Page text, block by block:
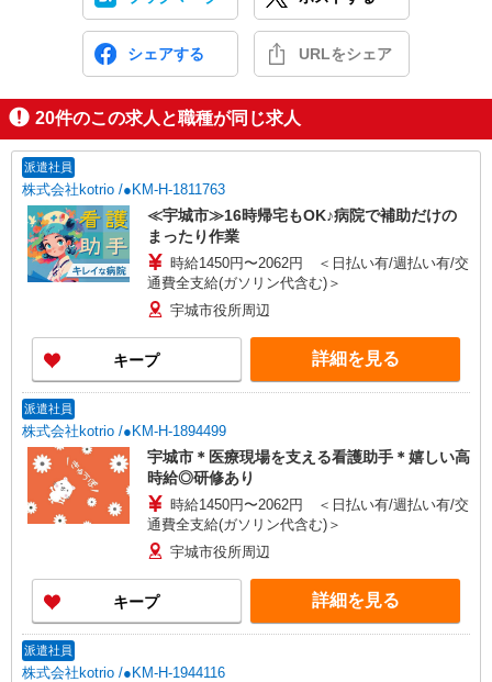
シェアする URLをシェア
20件のこの求人と職種が同じ求人
派遣社員
株式会社kotrio /●KM-H-1811763
≪宇城市≫16時帰宅もOK♪病院で補助だけの
まったり作業
時給1450円〜2062円 ＜日払い有/週払い有/交
通費全支給(ガソリン代含む)＞
宇城市役所周辺
キープ 詳細を見る
派遣社員
株式会社kotrio /●KM-H-1894499
宇城市＊医療現場を支える看護助手＊嬉しい高
時給◎研修あり
時給1450円〜2062円 ＜日払い有/週払い有/交
通費全支給(ガソリン代含む)＞
宇城市役所周辺
キープ 詳細を見る
派遣社員
株式会社kotrio /●KM-H-1944116